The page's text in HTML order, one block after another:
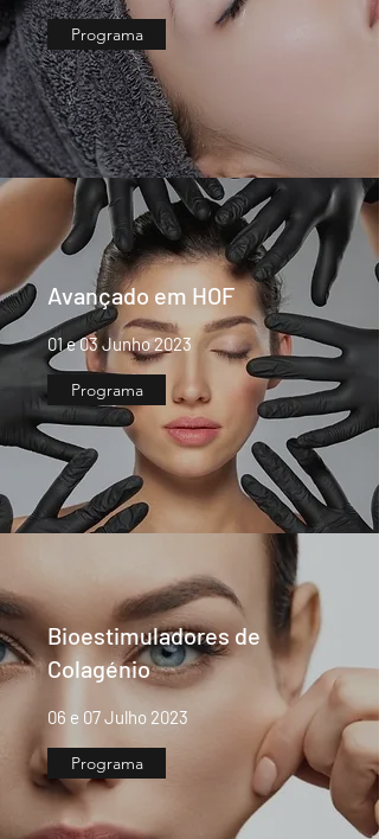
Programa
Avançado em HOF
01 e 03 Junho 2023
Programa
Bioestimuladores de
Colagénio
06 e 07 Julho 2023
Programa